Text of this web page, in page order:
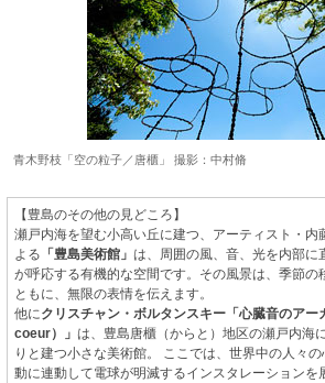
青木野枝「空の粒子／唐櫃」 撮影：中村脩
【豊島のその他の見どころ】
瀬戸内海を望む小高い丘に建つ、アーティスト・内
よる 「豊島美術館」 は、周囲の風、音、光を内部に
が呼応する有機的な空間です。その風景は、季節の
ともに、無限の表情を伝えます。
他にクリスチャン・ボルタンスキー「心臓音のア
coeur）」 は、豊島唐櫃（からと）地区の瀬戸内海
りと建つ小さな美術館。 ここでは、世界中の人々
動に連動して電球が明滅するインスタレーションを